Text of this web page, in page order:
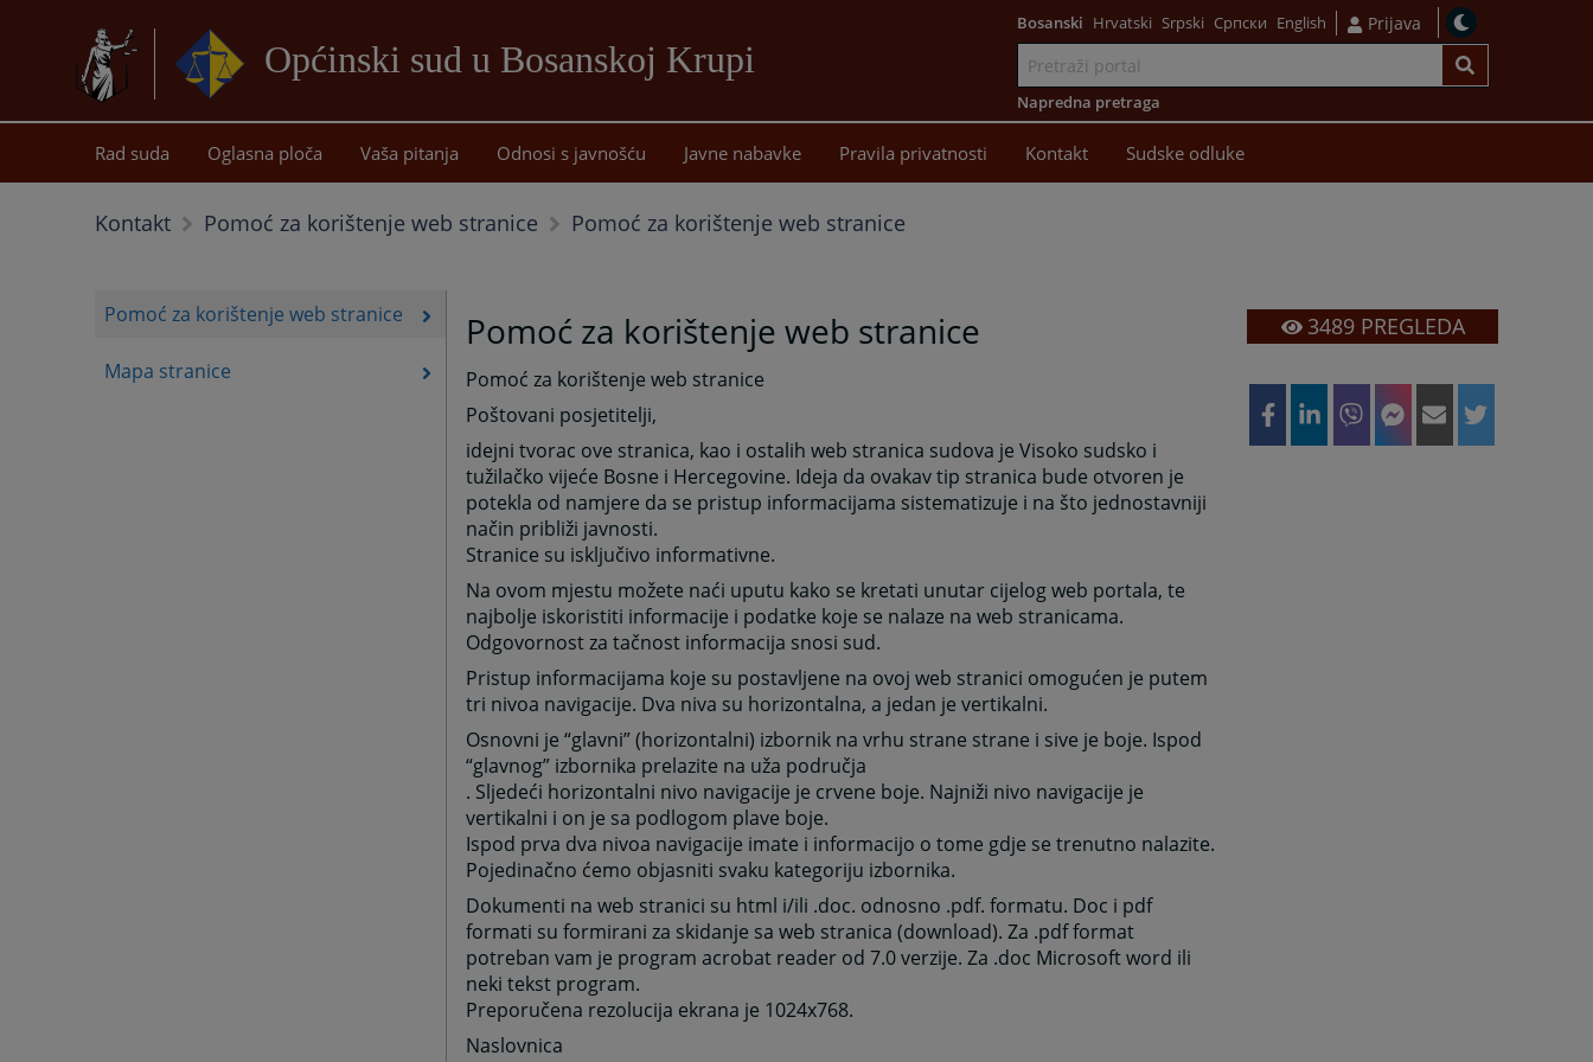
Općinski sud u Bosanskoj Krupi
sadržaj
Bosanski Hrvatski Srpski Српски English Prijava
Napredna pretraga
Rad suda Oglasna ploča Vaša pitanja Odnosi s javnošću Javne nabavke Pravila privatnosti Kontakt Sudske odluke
Kontakt Pomoć za korištenje web stranice Pomoć za korištenje web stranice
Pomoć za korištenje web stranice
Mapa stranice
Pomoć za korištenje web stranice
Pomoć za korištenje web stranice
Poštovani posjetitelji,
idejni tvorac ove stranica, kao i ostalih web stranica sudova je Visoko sudsko i
tužilačko vijeće Bosne i Hercegovine. Ideja da ovakav tip stranica bude otvoren je
potekla od namjere da se pristup informacijama sistematizuje i na što jednostavniji
način približi javnosti.
Stranice su isključivo informativne.
Na ovom mjestu možete naći uputu kako se kretati unutar cijelog web portala, te
najbolje iskoristiti informacije i podatke koje se nalaze na web stranicama.
Odgovornost za tačnost informacija snosi sud.
Pristup informacijama koje su postavljene na ovoj web stranici omogućen je putem
tri nivoa navigacije. Dva niva su horizontalna, a jedan je vertikalni.
Osnovni je “glavni” (horizontalni) izbornik na vrhu strane strane i sive je boje. Ispod
“glavnog” izbornika prelazite na uža područja
. Sljedeći horizontalni nivo navigacije je crvene boje. Najniži nivo navigacije je
vertikalni i on je sa podlogom plave boje.
Ispod prva dva nivoa navigacije imate i informacijo o tome gdje se trenutno nalazite.
Pojedinačno ćemo objasniti svaku kategoriju izbornika.
Dokumenti na web stranici su html i/ili .doc. odnosno .pdf. formatu. Doc i pdf
formati su formirani za skidanje sa web stranica (download). Za .pdf format
potreban vam je program acrobat reader od 7.0 verzije. Za .doc Microsoft word ili
neki tekst program.
Preporučena rezolucija ekrana je 1024x768.
Naslovnica
3489PREGLEDA